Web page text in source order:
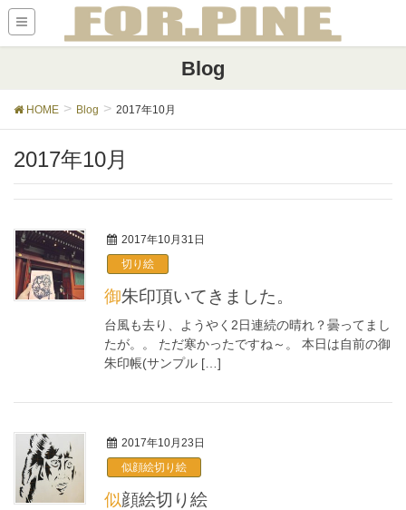
Blog
HOME Blog 2017年10月
2017年10月
2017年10月31日
切り絵
御朱印頂いてきました。
台風も去り、ようやく2日連続の晴れ？曇ってまし
たが。。 ただ寒かったですね～。 本日は自前の御
朱印帳(サンプル […]
2017年10月23日
似顔絵切り絵
似顔絵切り絵